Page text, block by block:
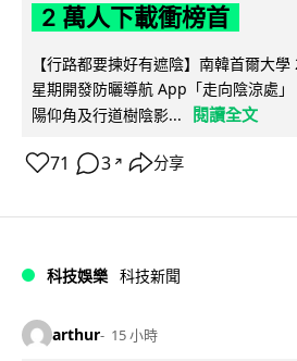
2 萬人下載衝榜首
【行路都要揀好有遮陰】南韓首爾大
星期開發防曬導航 App「走向陰涼處
陽仰角及行道樹陰影...
閱讀全文
71 3 ↗ 分享
科技娛樂 科技新聞
arthur 15 小時